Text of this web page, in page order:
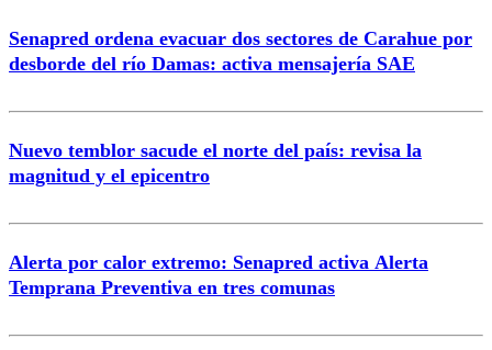
Senapred ordena evacuar dos sectores de Carahue por
desborde del río Damas: activa mensajería SAE
Nuevo temblor sacude el norte del país: revisa la
magnitud y el epicentro
Alerta por calor extremo: Senapred activa Alerta
Temprana Preventiva en tres comunas